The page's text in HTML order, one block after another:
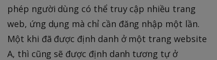
phép người dùng có thể truy cập nhiều trang
web, ứng dụng mà chỉ cần đăng nhập một lần.
Một khi đã được định danh ở một trang website
A, thì cũng sẽ được định danh tương tự ở